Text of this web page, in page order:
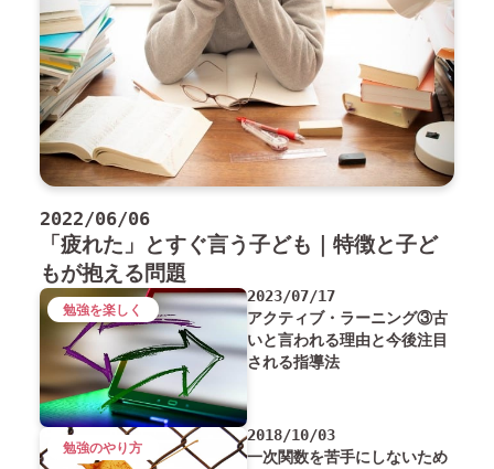
2022/06/06
「疲れた」とすぐ言う子ども｜特徴と子ど
もが抱える問題
2023/07/17
アクティブ・ラーニング③古
いと言われる理由と今後注目
される指導法
勉強を楽しく
2018/10/03
一次関数を苦手にしないため
勉強のやり方